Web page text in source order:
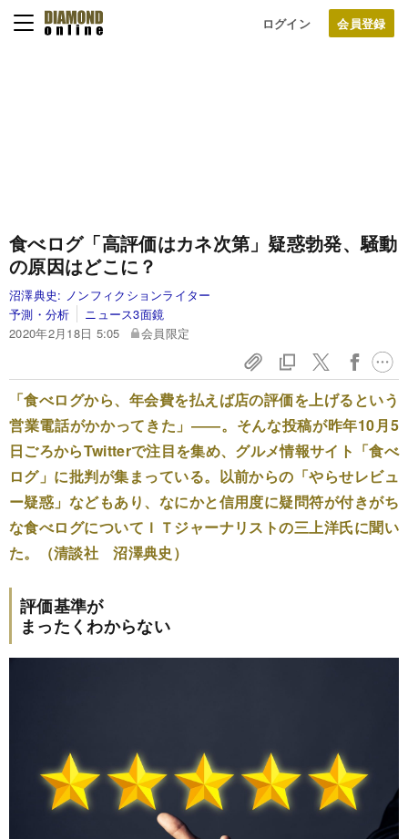
ログイン
食べログ「高評価はカネ次第」疑惑勃発、騒動
の原因はどこに？
沼澤典史: ノンフィクションライター
予測・分析
ニュース3面鏡
2020年2月18日 5:05
会員限定
「食べログから、年会費を払えば店の評価を上げるという
営業電話がかかってきた」――。そんな投稿が昨年10月5
日ごろからTwitterで注目を集め、グルメ情報サイト「食べ
ログ」に批判が集まっている。以前からの「やらせレビュ
ー疑惑」などもあり、なにかと信用度に疑問符が付きがち
な食べログについてＩＴジャーナリストの三上洋氏に聞い
た。（清談社 沼澤典史）
評価基準が
まったくわからない